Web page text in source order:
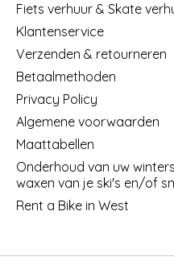
Fiets verhuur & Skate
Klantenservice
Verzenden & retourneren
Betaalmethoden
Privacy Policy
Algemene voorwaarden
Maattabellen
Onderhoud van uw
waxen van je ski's en/of
Rent a Bike in West